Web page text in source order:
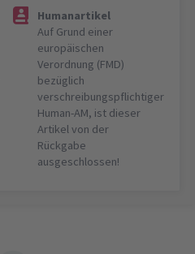
Humanartikel
Auf Grund einer
europäischen
Verordnung (FMD)
bezüglich
verschreibungspflichtiger
Human-AM, ist dieser
Artikel von der
Rückgabe
ausgeschlossen!